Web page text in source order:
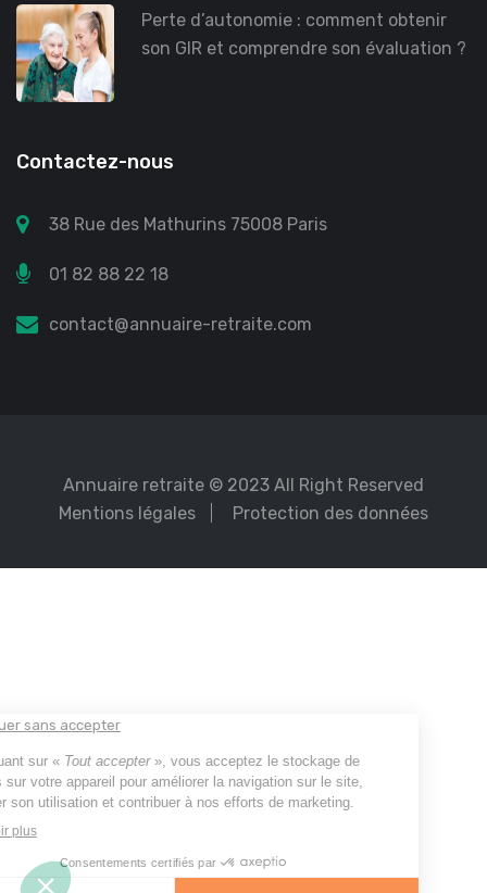
Perte d’autonomie : comment obtenir
son GIR et comprendre son évaluation ?
Contactez-nous
38 Rue des Mathurins 75008 Paris
01 82 88 22 18
contact@annuaire-retraite.com
Annuaire retraite © 2023 All Right Reserved
Mentions légales
Protection des données